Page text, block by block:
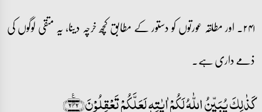
۲۴۱۔ اور مطلقہ عورتوں کو دستور کے مطابق کچھ خرچہ دینا، یہ متقی لوگوں کی
ذمے داری ہے۔
کَذٰلِکَ یُبَیِّنُ اللّٰہُ لَکُمۡ اٰیٰتِہٖ لَعَلَّکُمۡ تَعۡقِلُوۡنَ﴿۲۴۲﴾٪